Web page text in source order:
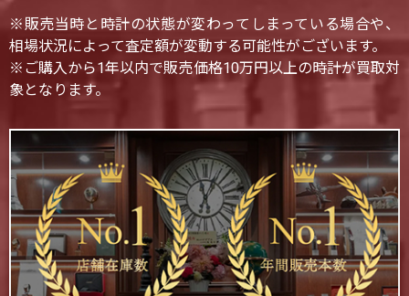
※販売当時と時計の状態が変わってしまっている場合や、
相場状況によって査定額が変動する可能性がございます。
※ご購入から1年以内で販売価格10万円以上の時計が買取対
象となります。